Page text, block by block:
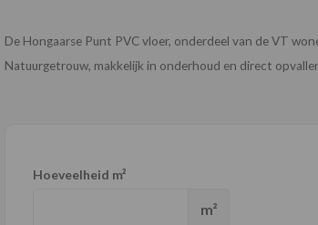
De Hongaarse Punt PVC vloer, onderdeel van de VT
Natuurgetrouw, makkelijk in onderhoud en direct
Hoeveelheid m²
m²